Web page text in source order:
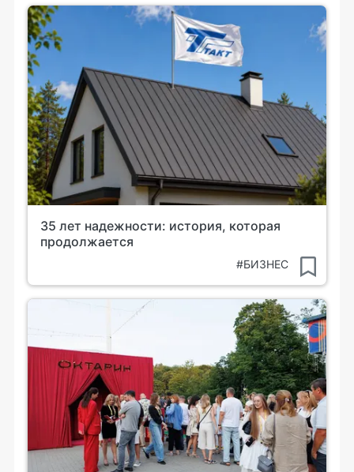
35 лет надежности: история, которая
продолжается
#БИЗНЕС